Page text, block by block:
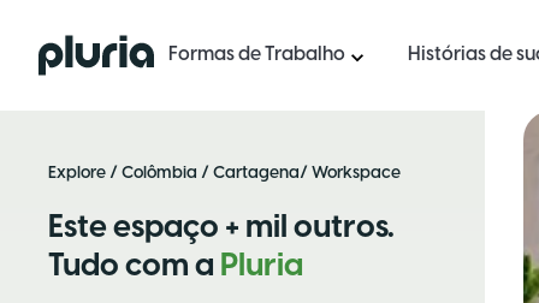
Logo Pluria Formas de Trabalho Histórias de
Explore / Colômbia / Cartagena/ Workspace
Este espaço + mil outros.
Tudo com a Pluria